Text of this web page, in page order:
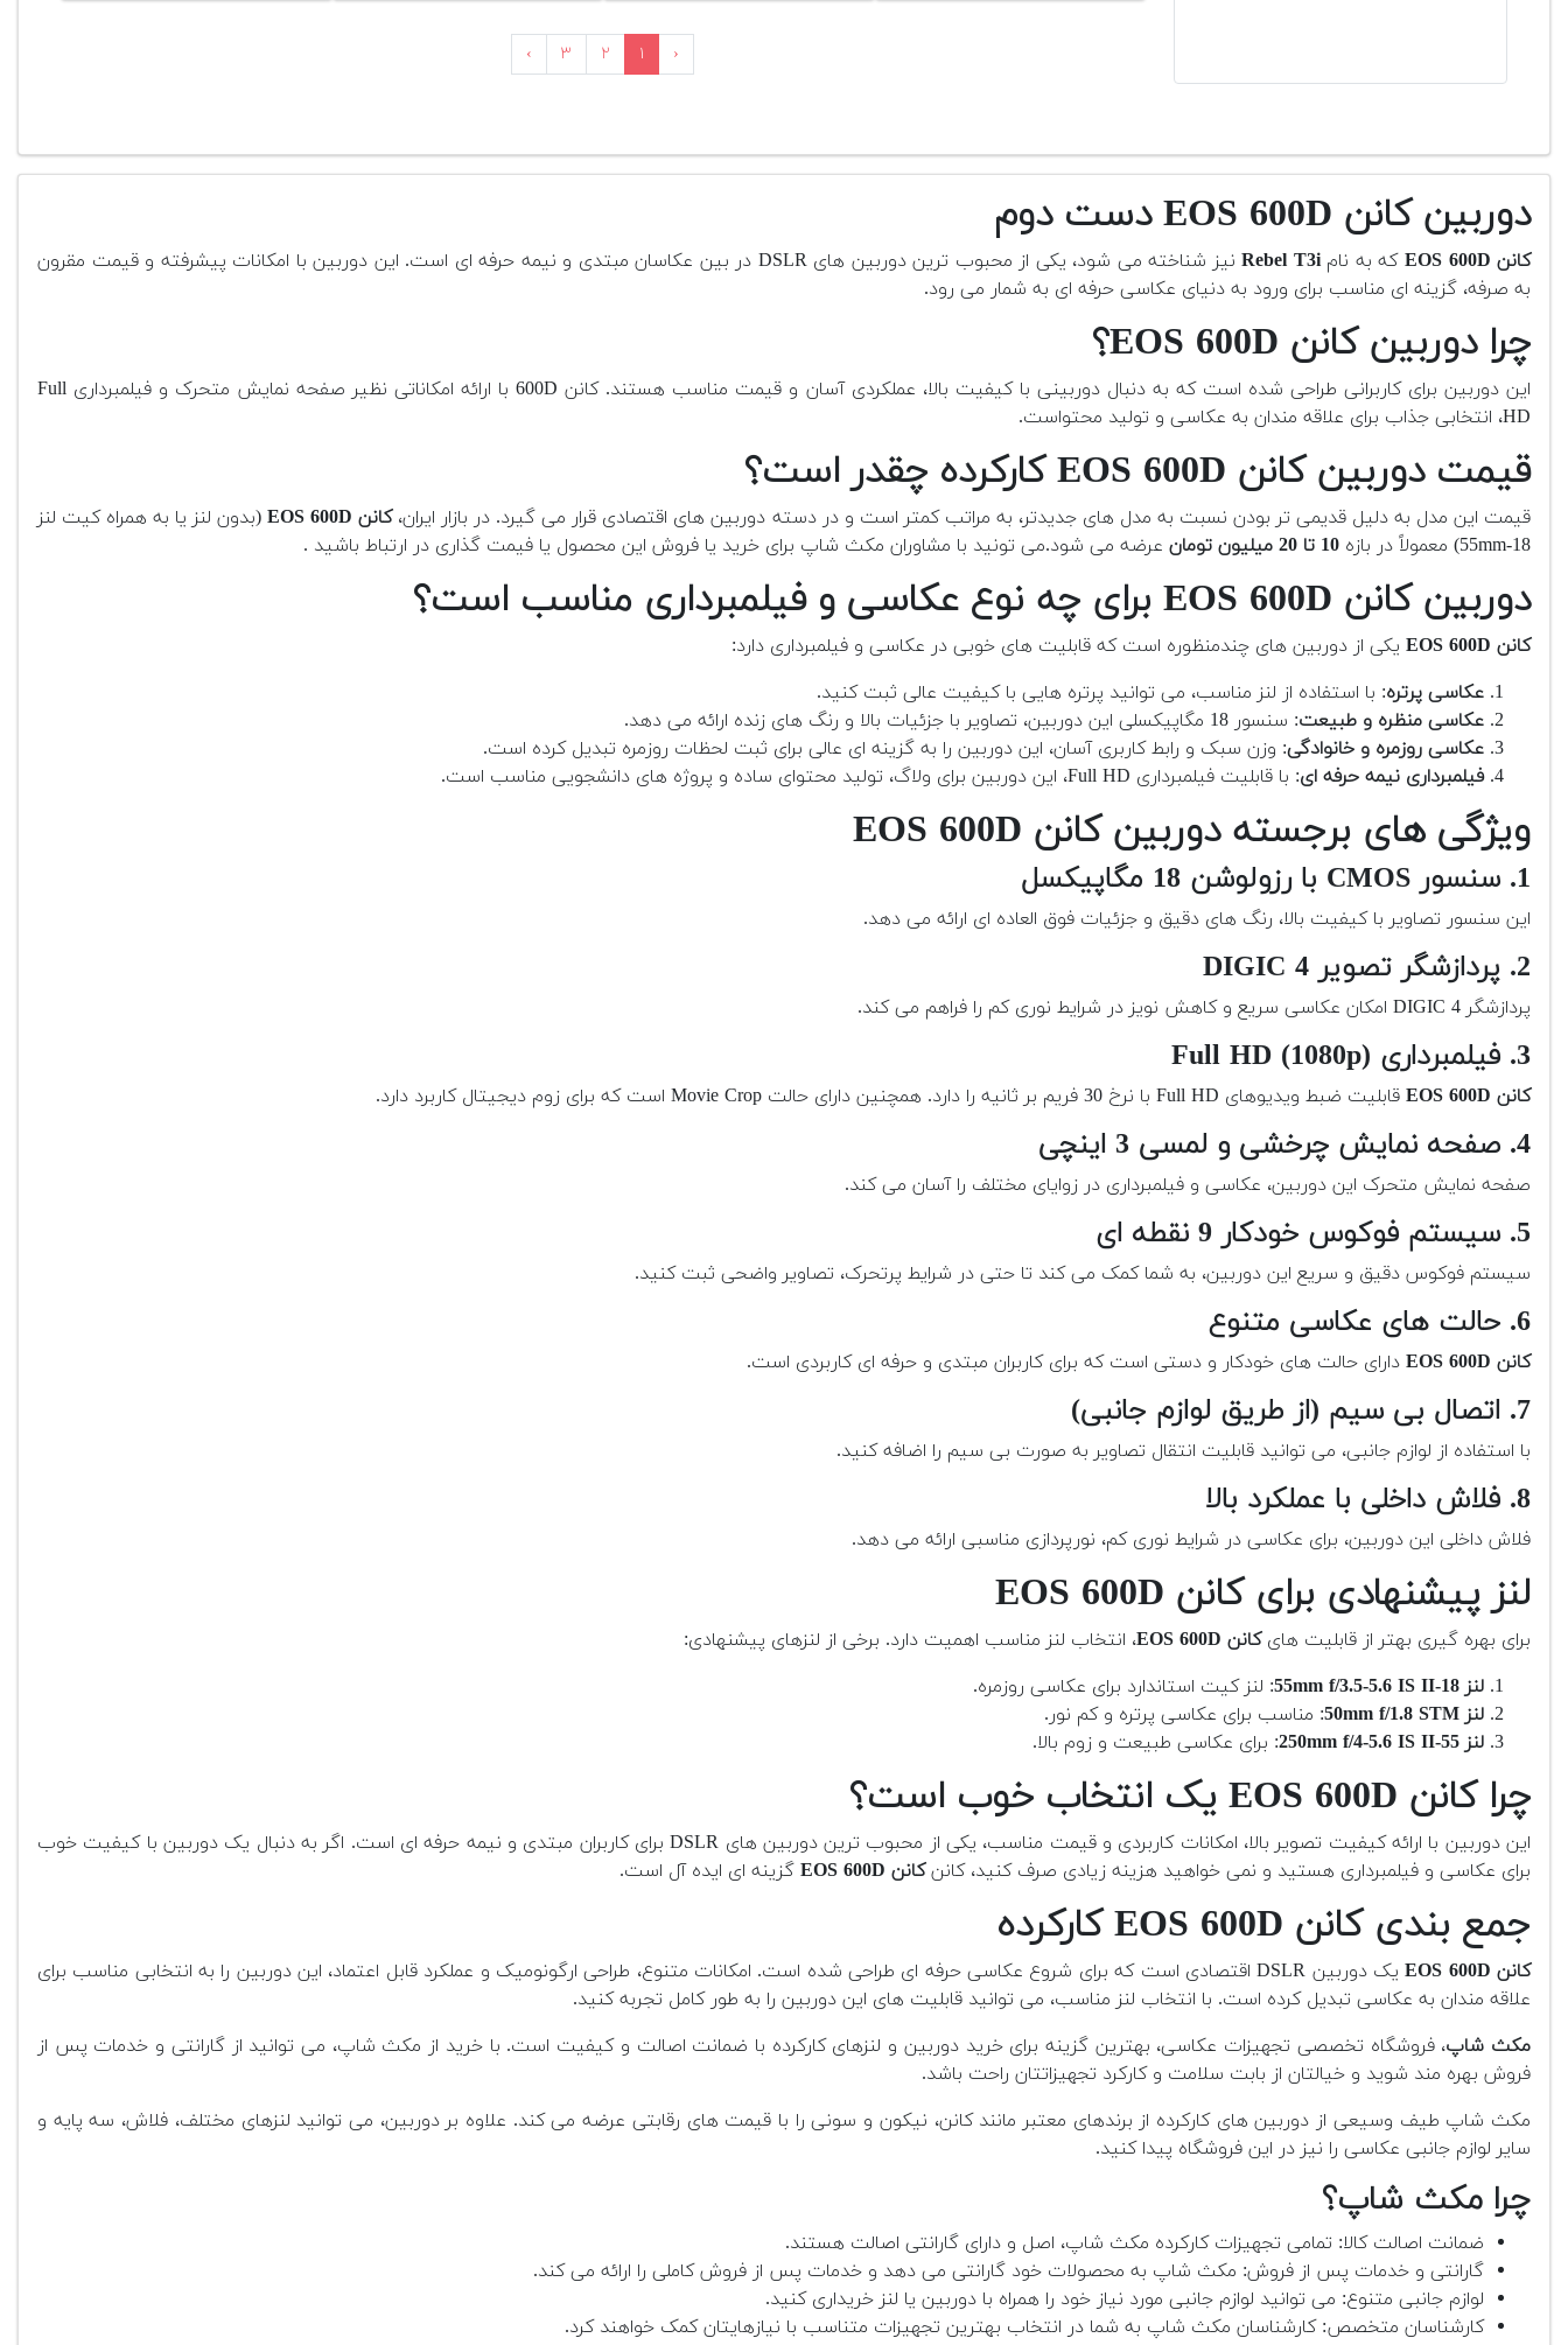
‹ ۱ ۲ ۳ ›
دوربین کانن EOS 600D دست دوم
کانن EOS 600D که به نامRebel T3i
نیز شناخته می شود، یکی از محبوب ترین دوربین های DSLR در بین عکاسان مبتدی و نیمه حرفه ای است. این دوربین با امکانات پیشرفته و قیمت مقرون
به صرفه، گزینه ای مناسب برای ورود به دنیای عکاسی حرفه ای به شمار می رود.
چرا دوربین کانن EOS 600D؟
این دوربین برای کاربرانی طراحی شده است که به دنبال دوربینی با کیفیت بالا، عملکردی آسان و قیمت مناسب هستند. کانن 600D با ارائه امکاناتی نظیر صفحه نمایش متحرک و فیلمبرداری Full
HD، انتخابی جذاب برای علاقه مندان به عکاسی و تولید محتواست.
قیمت دوربین کانن EOS 600D کارکرده چقدر است؟
قیمت این مدل به دلیل قدیمی تر بودن نسبت به مدل های جدیدتر، به مراتب کمتر است و در دسته دوربین های اقتصادی قرار می گیرد. در بازار ایران،کانن EOS 600D
(بدون لنز یا به همراه کیت لنز
18-55mm) معمولاً در بازه
10 تا 20 میلیون تومان عرضه می شود.می تونید با مشاوران مکث شاپ برای خرید یا فروش این محصول یا فیمت گذاری در ارتباط باشید .
دوربین کانن EOS 600D برای چه نوع عکاسی و فیلمبرداری مناسب است؟
کانن EOS 600D
یکی از دوربین های چندمنظوره است که قابلیت های خوبی در عکاسی و فیلمبرداری دارد:
عکاسی پرتره: با استفاده از لنز مناسب، می توانید پرتره هایی با کیفیت عالی ثبت کنید.
عکاسی منظره و طبیعت: سنسور 18 مگاپیکسلی این دوربین، تصاویر با جزئیات بالا و رنگ های زنده ارائه می دهد.
عکاسی روزمره و خانوادگی: وزن سبک و رابط کاربری آسان، این دوربین را به گزینه ای عالی برای ثبت لحظات روزمره تبدیل کرده است.
فیلمبرداری نیمه حرفه ای: با قابلیت فیلمبرداری Full HD، این دوربین برای ولاگ، تولید محتوای ساده و پروژه های دانشجویی مناسب است.
ویژگی های برجسته دوربین کانن EOS 600D
1. سنسور CMOS با رزولوشن 18 مگاپیکسل
این سنسور تصاویر با کیفیت بالا، رنگ های دقیق و جزئیات فوق العاده ای ارائه می دهد.
2. پردازشگر تصویر DIGIC 4
پردازشگر DIGIC 4 امکان عکاسی سریع و کاهش نویز در شرایط نوری کم را فراهم می کند.
3. فیلمبرداری Full HD (1080p)
کانن EOS 600D قابلیت ضبط ویدیوهای Full HD با نرخ 30 فریم بر ثانیه را دارد. همچنین دارای حالت Movie Crop است که برای زوم دیجیتال کاربرد دارد.
4. صفحه نمایش چرخشی و لمسی 3 اینچی
صفحه نمایش متحرک این دوربین، عکاسی و فیلمبرداری در زوایای مختلف را آسان می کند.
5. سیستم فوکوس خودکار 9 نقطه ای
سیستم فوکوس دقیق و سریع این دوربین، به شما کمک می کند تا حتی در شرایط پرتحرک، تصاویر واضحی ثبت کنید.
6. حالت های عکاسی متنوع
کانن EOS 600D دارای حالت های خودکار و دستی است که برای کاربران مبتدی و حرفه ای کاربردی است.
7. اتصال بی سیم (از طریق لوازم جانبی)
با استفاده از لوازم جانبی، می توانید قابلیت انتقال تصاویر به صورت بی سیم را اضافه کنید.
8. فلاش داخلی با عملکرد بالا
فلاش داخلی این دوربین، برای عکاسی در شرایط نوری کم، نورپردازی مناسبی ارائه می دهد.
لنز پیشنهادی برای کانن EOS 600D
برای بهره گیری بهتر از قابلیت هایکانن EOS 600D
، انتخاب لنز مناسب اهمیت دارد. برخی از لنزهای پیشنهادی:
لنز 18-55mm f/3.5-5.6 IS II
: لنز کیت استاندارد برای عکاسی روزمره.
لنز 50mm f/1.8 STM
: مناسب برای عکاسی پرتره و کم نور.
لنز 55-250mm f/4-5.6 IS II
: برای عکاسی طبیعت و زوم بالا.
چرا کانن EOS 600D یک انتخاب خوب است؟
این دوربین با ارائه کیفیت تصویر بالا، امکانات کاربردی و قیمت مناسب، یکی از محبوب ترین دوربین های DSLR برای کاربران مبتدی و نیمه حرفه ای است. اگر به دنبال یک دوربین با کیفیت خوب
برای عکاسی و فیلمبرداری هستید و نمی خواهید هزینه زیادی صرف کنید، کاننکانن EOS 600D گزینه ای ایده آل است.
جمع بندیکانن EOS 600D کارکرده
کانن EOS 600D
یک دوربین DSLR اقتصادی است که برای شروع عکاسی حرفه ای طراحی شده است. امکانات متنوع، طراحی ارگونومیک و عملکرد قابل اعتماد، این دوربین را به انتخابی مناسب برای
علاقه مندان به عکاسی تبدیل کرده است. با انتخاب لنز مناسب، می توانید قابلیت های این دوربین را به طور کامل تجربه کنید.
مکث شاپ، فروشگاه تخصصی تجهیزات عکاسی، بهترین گزینه برای خرید دوربین و لنزهای کارکرده با ضمانت اصالت و کیفیت است. با خرید از مکث شاپ، می توانید از گارانتی و خدمات پس از
فروش بهره مند شوید و خیالتان از بابت سلامت و کارکرد تجهیزاتتان راحت باشد.
مکث شاپ طیف وسیعی از دوربین های کارکرده از برندهای معتبر مانند کانن، نیکون و سونی را با قیمت های رقابتی عرضه می کند. علاوه بر دوربین، می توانید لنزهای مختلف، فلاش، سه پایه و
سایر لوازم جانبی عکاسی را نیز در این فروشگاه پیدا کنید.
چرا مکث شاپ؟
ضمانت اصالت کالا: تمامی تجهیزات کارکرده مکث شاپ، اصل و دارای گارانتی اصالت هستند.
گارانتی و خدمات پس از فروش: مکث شاپ به محصولات خود گارانتی می دهد و خدمات پس از فروش کاملی را ارائه می کند.
لوازم جانبی متنوع: می توانید لوازم جانبی مورد نیاز خود را همراه با دوربین یا لنز خریداری کنید.
کارشناسان متخصص: کارشناسان مکث شاپ به شما در انتخاب بهترین تجهیزات متناسب با نیازهایتان کمک خواهند کرد.